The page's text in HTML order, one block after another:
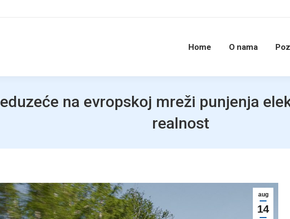
Home O nama
na evropskoj mreži punjenja
realnost
aug
14